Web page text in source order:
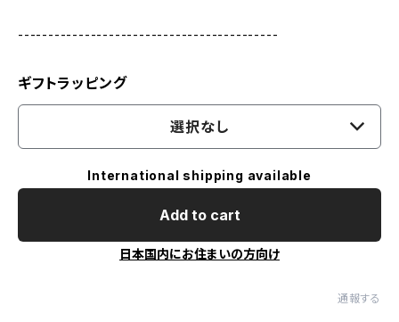
-------------------------------------------
ギフトラッピング
選択なし
International shipping available
Add to cart
日本国内にお住まいの方向け
通報する